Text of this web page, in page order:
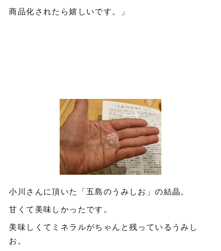
商品化されたら嬉しいです。」
小川さんに頂いた「五島のうみしお」の結晶。
甘くて美味しかったです。
美味しくてミネラルがちゃんと残っているうみし
お。